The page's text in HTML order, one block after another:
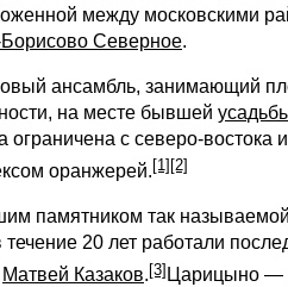
между московскими
Северное.
ансамбль, занимающий
на месте бывшей
ограничена с северо-
оранжерей. [1][2]
памятником так называемой
20 лет работали
Матвей Казаков.[3] Царицыно —